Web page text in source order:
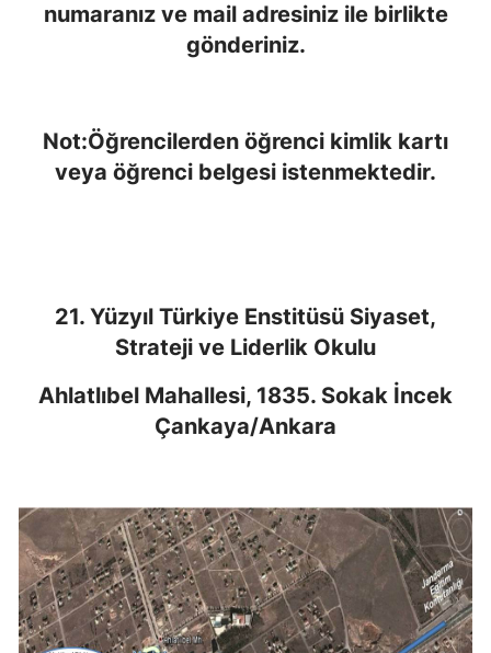
numaranız ve mail adresiniz ile birlikte
gönderiniz.
Not:Öğrencilerden öğrenci kimlik kartı
veya öğrenci belgesi istenmektedir.
21. Yüzyıl Türkiye Enstitüsü Siyaset,
Strateji ve Liderlik Okulu
Ahlatlıbel Mahallesi, 1835. Sokak İncek
Çankaya/Ankara